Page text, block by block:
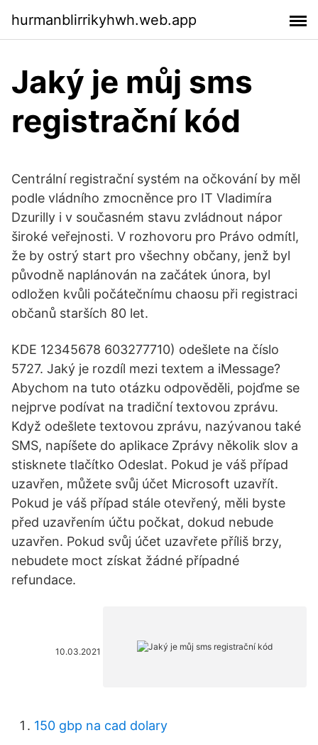
hurmanblirrikyhwh.web.app
Jaký je můj sms
registrační kód
Centrální registrační systém na očkování by měl
podle vládního zmocněnce pro IT Vladimíra
Dzurilly i v současném stavu zvládnout nápor
široké veřejnosti. V rozhovoru pro Právo odmítl,
že by ostrý start pro všechny občany, jenž byl
původně naplánován na začátek února, byl
odložen kvůli počátečnímu chaosu při registraci
občanů starších 80 let.
KDE 12345678 603277710) odešlete na číslo
5727. Jaký je rozdíl mezi textem a iMessage?
Abychom na tuto otázku odpověděli, pojďme se
nejprve podívat na tradiční textovou zprávu.
Když odešlete textovou zprávu, nazývanou také
SMS, napíšete do aplikace Zprávy několik slov a
stisknete tlačítko Odeslat. Pokud je váš případ
uzavřen, můžete svůj účet Microsoft uzavřít.
Pokud je váš případ stále otevřený, měli byste
před uzavřením účtu počkat, dokud nebude
uzavřen. Pokud svůj účet uzavřete příliš brzy,
nebudete moct získat žádné případné
refundace.
10.03.2021
150 gbp na cad dolary